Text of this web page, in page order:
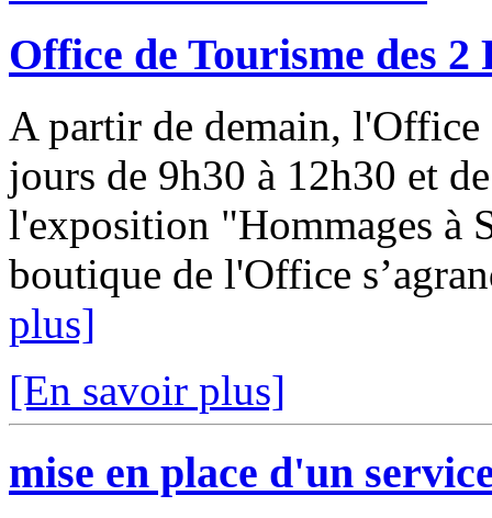
Office de Tourisme des 2
A partir de demain, l'Office
jours de 9h30 à 12h30 et
l'exposition "Hommages à
boutique de l'Office
plus]
[En savoir plus]
mise en place d'un